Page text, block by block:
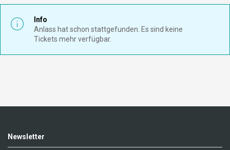
Info
Anlass hat schon stattgefunden. Es sind keine
Tickets mehr verfügbar.
Newsletter